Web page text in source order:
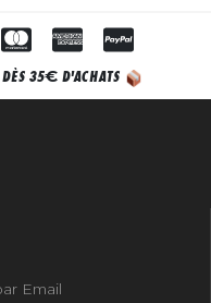
35€ D'ACHATS
Email